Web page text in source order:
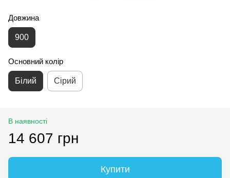
Довжина
900
Основний колір
Білий Сірий
В наявності
14 607 грн
Купити